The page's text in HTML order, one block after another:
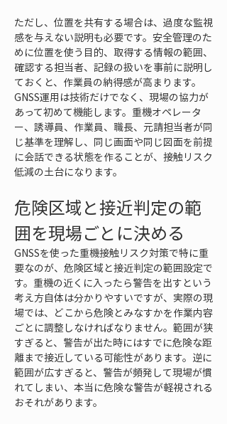
ただし、位置を共有する場合は、過度な監視
感を与えない説明も必要です。安全管理のた
めに位置を使う目的、取得する情報の範囲、
確認する担当者、記録の扱いを事前に説明し
ておくと、作業員の納得感が高まります。
GNSS運用は技術だけでなく、現場の協力が
あって初めて機能します。重機オペレータ
ー、誘導員、作業員、職長、元請担当者が同
じ基準を理解し、同じ画面や同じ図面を前提
に会話できる状態を作ることが、接触リスク
低減の土台になります。
危険区域と接近判定の範
囲を現場ごとに決める
GNSSを使った重機接触リスク対策で特に重
要なのが、危険区域と接近判定の範囲設定で
す。重機の近くに入ったら警告を出すという
考え方自体は分かりやすいですが、実際の現
場では、どこから危険とみなすかを作業内容
ごとに調整しなければなりません。範囲が狭
すぎると、警告が出た時にはすでに危険な距
離まで接近している可能性があります。逆に
範囲が広すぎると、警告が頻発して現場が慣
れてしまい、本当に危険な警告が軽視される
おそれがあります。